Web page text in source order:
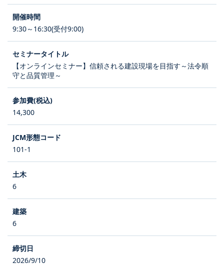
9:30～16:30(受付9:00)
【オンラインセミナー】信頼される建設現場を目指す～法令順
守と品質管理～
14,300
101-1
6
6
2026/9/10